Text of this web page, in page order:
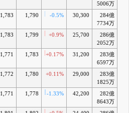
5006万
1,783 1,790 -0.5% 30,300
284億
7734万
1,783 1,799 +0.9% 25,700
286億
2052万
1,771 1,783 +0.17% 31,200
283億
6597万
1,772 1,780 +0.11% 29,000
283億
1825万
1,771 1,778 -1.33% 42,200
282億
8643万